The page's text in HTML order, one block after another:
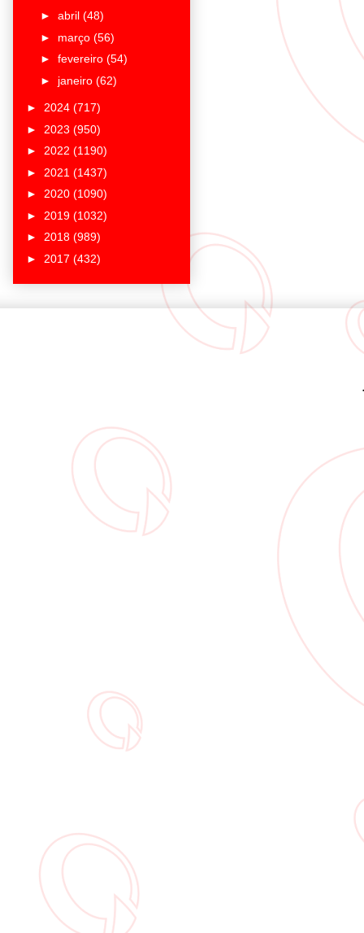
► abril (48)
► março (56)
► fevereiro (54)
► janeiro (62)
► 2024 (717)
► 2023 (950)
► 2022 (1190)
► 2021 (1437)
► 2020 (1090)
► 2019 (1032)
► 2018 (989)
► 2017 (432)